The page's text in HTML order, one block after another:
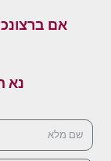
אם
נא